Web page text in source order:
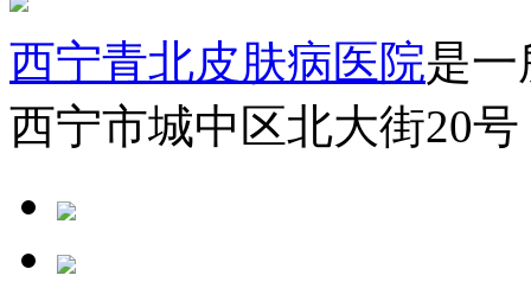
西宁青北皮肤病医院是
西宁市城中区北大街20